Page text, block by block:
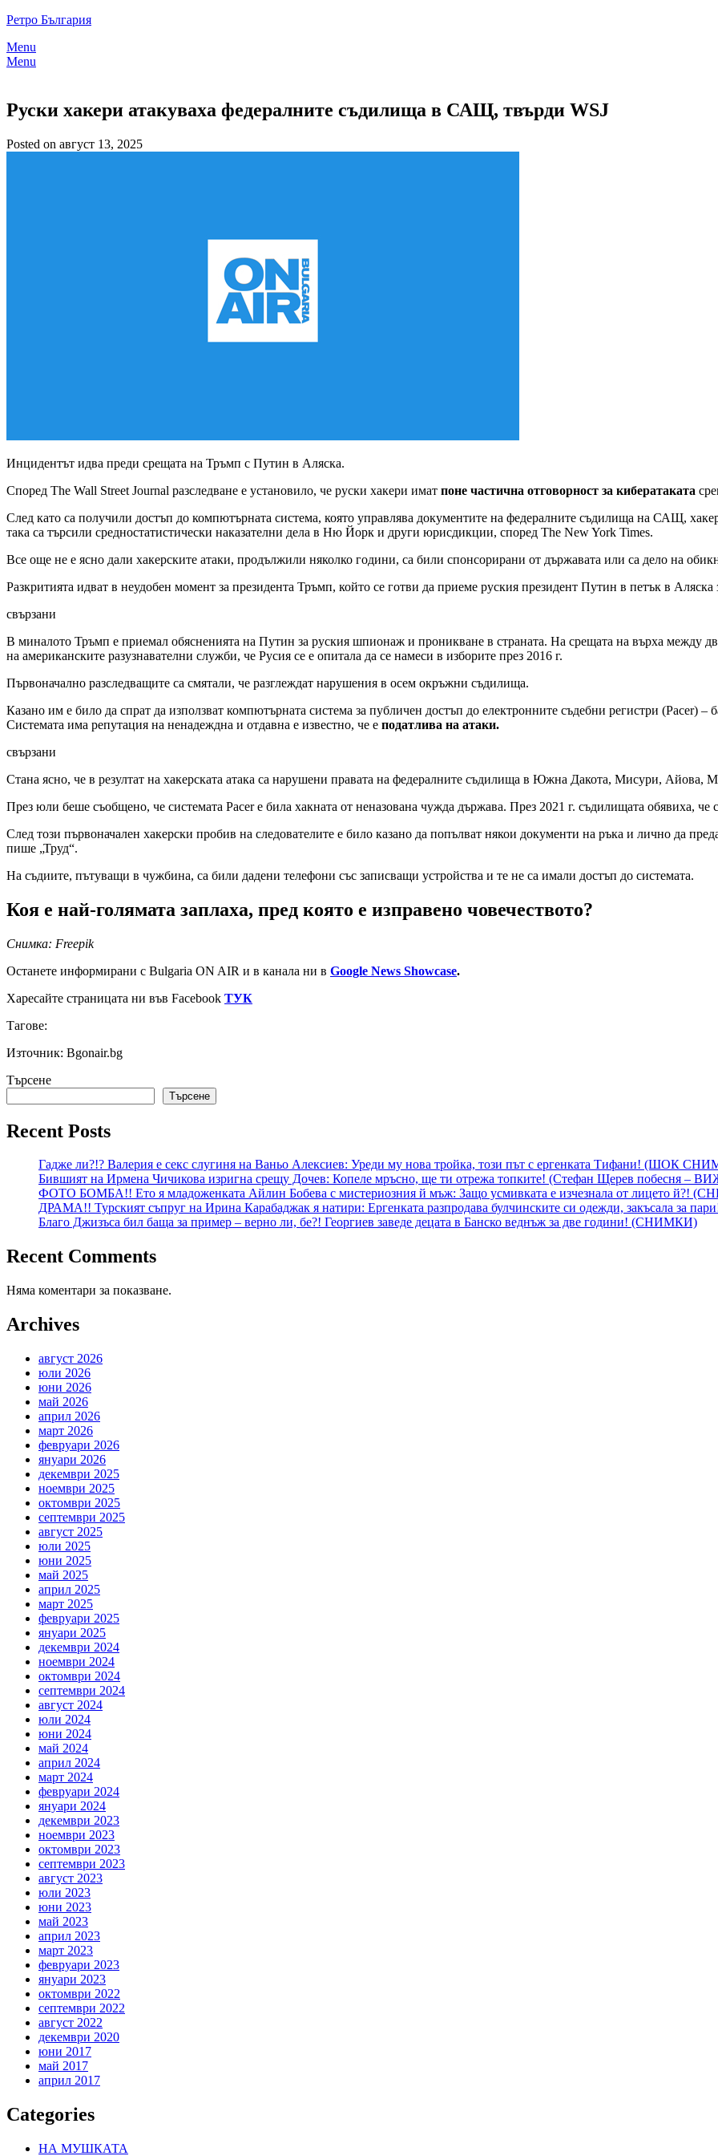
Skip
content
Ретро България
Menu
Menu
Руски хакери атакуваха федералните съдилища в САЩ, твърди WSJ
Posted on август 13, 2025
Инцидентът идва преди срещата на Тръмп с Путин в Аляска.
Според The Wall Street Journal разследване е установило, че руски хакери имат поне частична отговорност за кибератаката
След като са получили достъп до компютърната система, която управлява документите на федералните съдилища на САЩ,
така са търсили средностатистически наказателни дела в Ню Йорк и други юрисдикции, според The New York Times.
Все още не е ясно дали хакерските атаки, продължили няколко години, са били спонсорирани от държавата или са дело на
Разкритията идват в неудобен момент за президента Тръмп, който се готви да приеме руския президент Путин в петък в Аляска
свързани
В миналото Тръмп е приемал обясненията на Путин за руския шпионаж и проникване в страната. На срещата на върха между
на американските разузнавателни служби, че Русия се е опитала да се намеси в изборите през 2016 г.
Първоначално разследващите са смятали, че разглеждат нарушения в осем окръжни съдилища.
Казано им е било да спрат да използват компютърната система за публичен достъп до електронните съдебни регистри (Pacer) –
Системата има репутация на ненадеждна и отдавна е известно, че е податлива на атаки.
свързани
Стана ясно, че в резултат на хакерската атака са нарушени правата на федералните съдилища в Южна Дакота, Мисури, Айова,
През юли беше съобщено, че системата Pacer е била хакната от неназована чужда държава. През 2021 г. съдилищата обявиха, че
След този първоначален хакерски пробив на следователите е било казано да попълват някои документи на ръка и лично да
пише „Труд“.
На съдиите, пътуващи в чужбина, са били дадени телефони със записващи устройства и те не са имали достъп до системата.
Коя е най-голямата заплаха, пред която е изправено човечеството?
Снимка: Freepik
Останете информирани с Bulgaria ON AIR и в канала ни в Google News Showcase.
Харесайте страницата ни във Facebook ТУК
Тагове:
Източник: Bgonair.bg
Търсене
Търсене
Recent Posts
Гадже ли?!? Валерия е секс слугиня на Ваньо Алексиев: Уреди му нова тройка, този път с ергенката Тифани! (ШОК
Бившият на Ирмена Чичикова изригна срещу Дочев: Копеле мръсно, ще ти отрежа топките! (Стефан Щерев побесня –
ФОТО БОМБА!! Ето я младоженката Айлин Бобева с мистериозния й мъж: Защо усмивката е изчезнала от лицето й?!
ДРАМА!! Турският съпруг на Ирина Карабаджак я натири: Ергенката разпродава булчинските си одежди, закъсала за
Благо Джизъса бил баща за пример – верно ли, бе?! Георгиев заведе децата в Банско веднъж за две години! (СНИМКИ)
Recent Comments
Няма коментари за показване.
Archives
август 2026
юли 2026
юни 2026
май 2026
април 2026
март 2026
февруари 2026
януари 2026
декември 2025
ноември 2025
октомври 2025
септември 2025
август 2025
юли 2025
юни 2025
май 2025
април 2025
март 2025
февруари 2025
януари 2025
декември 2024
ноември 2024
октомври 2024
септември 2024
август 2024
юли 2024
юни 2024
май 2024
април 2024
март 2024
февруари 2024
януари 2024
декември 2023
ноември 2023
октомври 2023
септември 2023
август 2023
юли 2023
юни 2023
май 2023
април 2023
март 2023
февруари 2023
януари 2023
октомври 2022
септември 2022
август 2022
декември 2020
юни 2017
май 2017
април 2017
Categories
НА МУШКАТА